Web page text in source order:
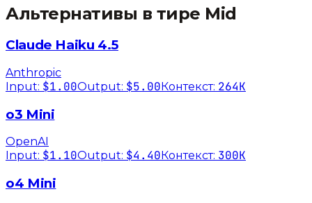
Альтернативы в тире Mid
Claude Haiku 4.5
Anthropic
Input: $1.00Output: $5.00Контекст: 264K
o3 Mini
OpenAI
Input: $1.10Output: $4.40 Контекст: 300K
o4 Mini